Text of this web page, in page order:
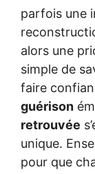
parfois une
alors une
simple de
faire
guérison
retrouvée
unique.
pour que